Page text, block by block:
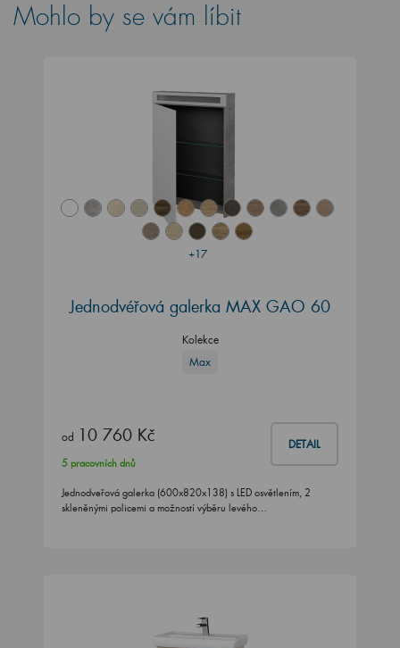
Mohlo by se vám líbit
+17
Jednodvéřová galerka MAX GAO 60
Kolekce
Max
od 10 760 Kč DETAIL
5 pracovních dnů
Jednodveřová galerka (600x820x138) s LED osvětlením, 2
skleněnými policemi a možností výběru levého…